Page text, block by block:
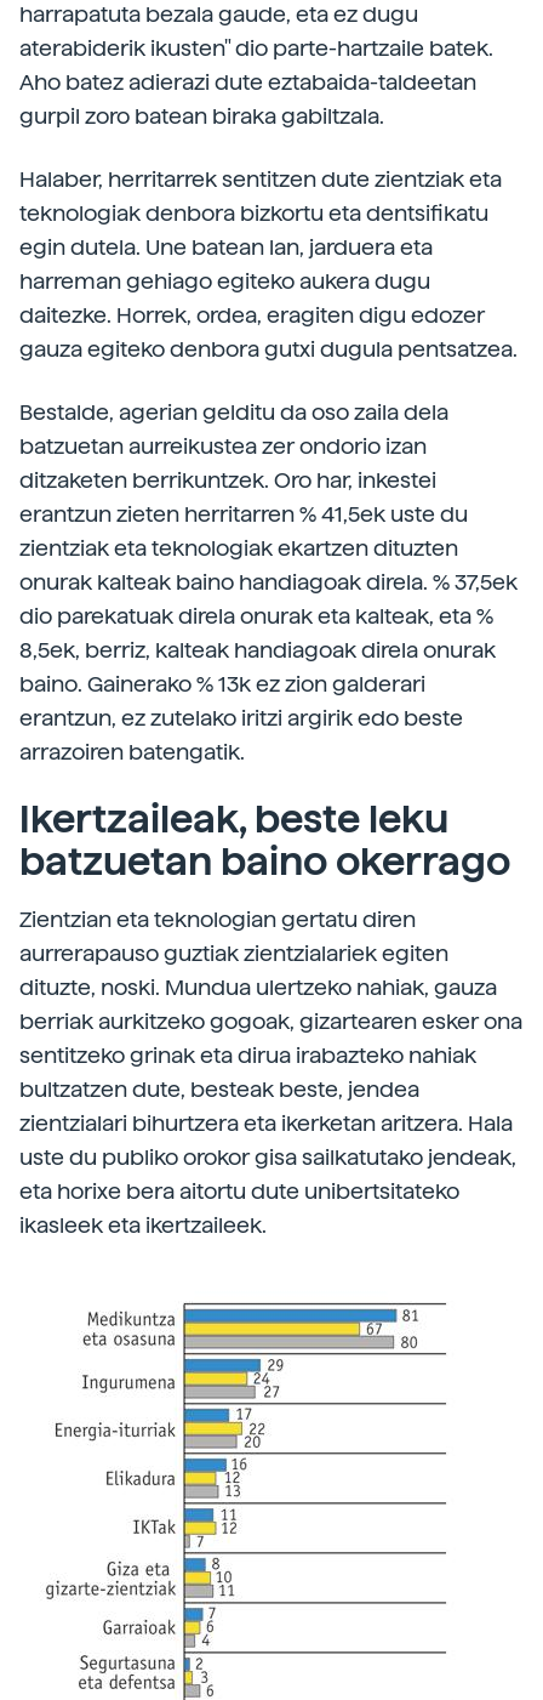
harrapatuta bezala gaude, eta ez dugu
aterabiderik ikusten" dio parte-hartzaile batek.
Aho batez adierazi dute eztabaida-taldeetan
gurpil zoro batean biraka gabiltzala.
Halaber, herritarrek sentitzen dute zientziak eta
teknologiak denbora bizkortu eta dentsifikatu
egin dutela. Une batean lan, jarduera eta
harreman gehiago egiteko aukera dugu
daitezke. Horrek, ordea, eragiten digu edozer
gauza egiteko denbora gutxi dugula pentsatzea.
Bestalde, agerian gelditu da oso zaila dela
batzuetan aurreikustea zer ondorio izan
ditzaketen berrikuntzek. Oro har, inkestei
erantzun zieten herritarren % 41,5ek uste du
zientziak eta teknologiak ekartzen dituzten
onurak kalteak baino handiagoak direla. % 37,5ek
dio parekatuak direla onurak eta kalteak, eta %
8,5ek, berriz, kalteak handiagoak direla onurak
baino. Gainerako % 13k ez zion galderari
erantzun, ez zutelako iritzi argirik edo beste
arrazoiren batengatik.
Ikertzaileak, beste leku
batzuetan baino okerrago
Zientzian eta teknologian gertatu diren
aurrerapauso guztiak zientzialariek egiten
dituzte, noski. Mundua ulertzeko nahiak, gauza
berriak aurkitzeko gogoak, gizartearen esker ona
sentitzeko grinak eta dirua irabazteko nahiak
bultzatzen dute, besteak beste, jendea
zientzialari bihurtzera eta ikerketan aritzera. Hala
uste du publiko orokor gisa sailkatutako jendeak,
eta horixe bera aitortu dute unibertsitateko
ikasleek eta ikertzaileek.